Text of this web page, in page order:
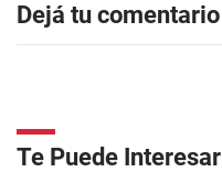
Dejá tu comentario
Te Puede Interesar